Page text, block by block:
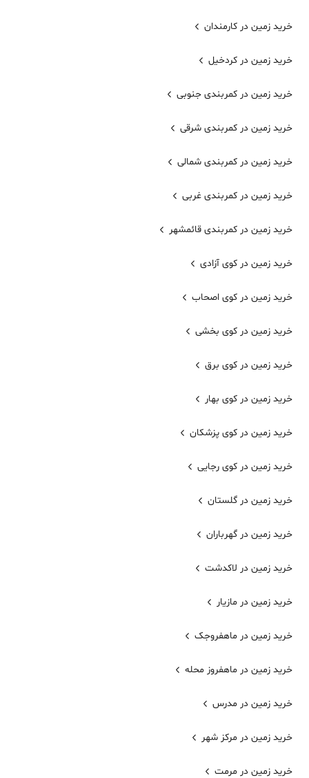
خرید زمین در کارمندان
خرید زمین در کردخیل
خرید زمین در کمربندی جنوبی
خرید زمین در کمربندی شرقی
خرید زمین در کمربندی شمالی
خرید زمین در کمربندی غربی
خرید زمین در کمربندی قائمشهر
خرید زمین در کوی آزادی
خرید زمین در کوی اصحاب
خرید زمین در کوی بخشی
خرید زمین در کوی برق
خرید زمین در کوی بهار
خرید زمین در کوی پزشکان
خرید زمین در کوی رجایی
خرید زمین در گلستان
خرید زمین در گهرباران
خرید زمین در لاکدشت
خرید زمین در مازیار
خرید زمین در ماهفروجک
خرید زمین در ماهفروز محله
خرید زمین در مدرس
خرید زمین در مرکز شهر
خرید زمین در مرمت